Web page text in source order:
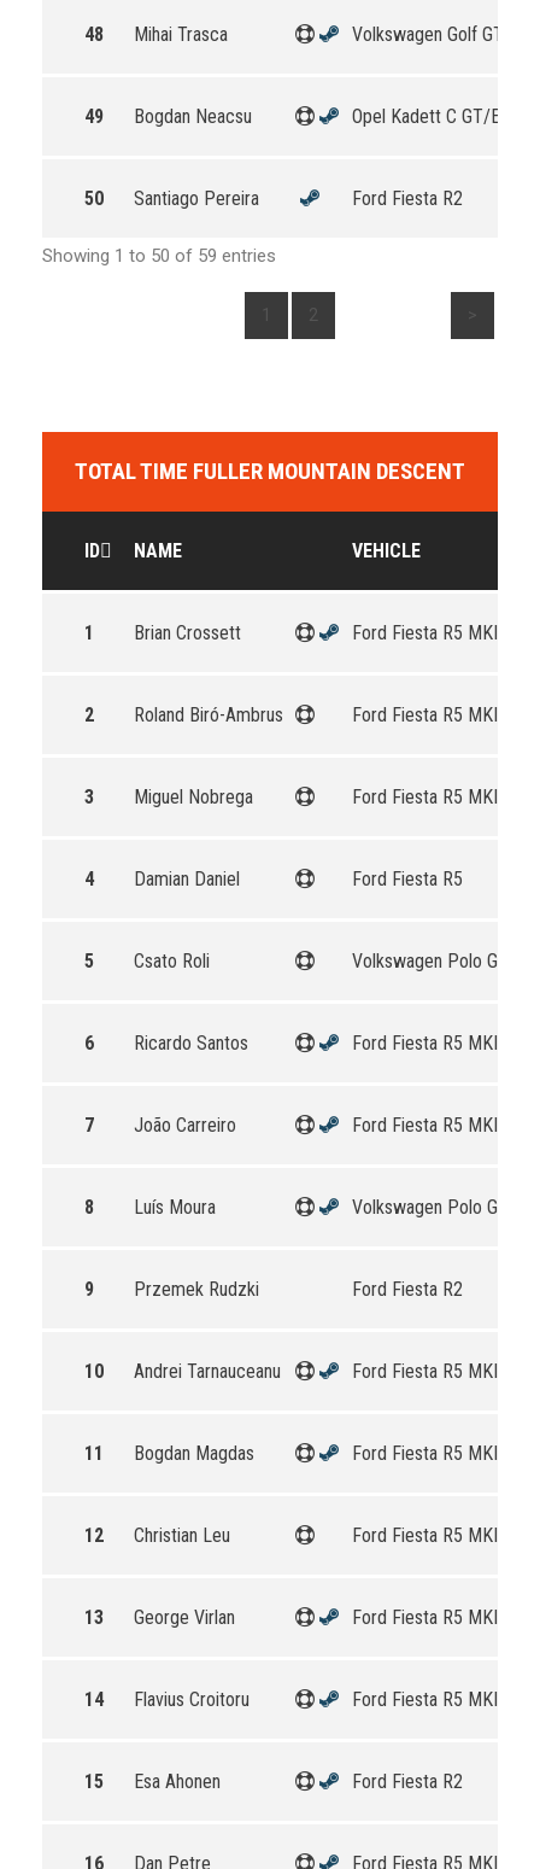
48 Mihai Trasca Volkswagen Golf GTI
49 Bogdan Neacsu Opel Kadett C GT/E
50 Santiago Pereira Ford Fiesta R2
Showing 1 to 50 of 59 entries
1 2 >
TOTAL TIME FULLER MOUNTAIN DESCENT
ID NAME VEHICLE
1 Brian Crossett Ford Fiesta R5 MKII
2 Roland Biró-Ambrus Ford Fiesta R5 MKII
3 Miguel Nobrega Ford Fiesta R5 MKII
4 Damian Daniel Ford Fiesta R5
5 Csato Roli Volkswagen Polo GTI R5
6 Ricardo Santos Ford Fiesta R5 MKII
7 João Carreiro Ford Fiesta R5 MKII
8 Luís Moura Volkswagen Polo GTI R5
9 Przemek Rudzki Ford Fiesta R2
10 Andrei Tarnauceanu Ford Fiesta R5 MKII
11 Bogdan Magdas Ford Fiesta R5 MKII
12 Christian Leu Ford Fiesta R5 MKII
13 George Virlan Ford Fiesta R5 MKII
14 Flavius Croitoru Ford Fiesta R5 MKII
15 Esa Ahonen Ford Fiesta R2
16 Dan Petre Ford Fiesta R5 MKII